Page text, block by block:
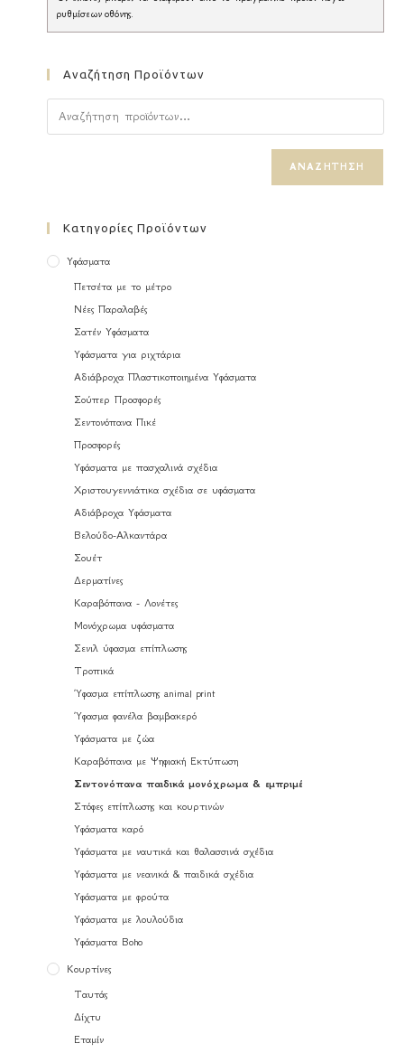
ρυθμίσεων οθόνης.
Αναζήτηση Προϊόντων
ΑΝΑΖΉΤΗΣΗ
Κατηγορίες Προϊόντων
Υφάσματα
Πετσέτα με το μέτρο
Νέες Παραλαβές
Σατέν Υφάσματα
Υφάσματα για ριχτάρια
Αδιάβροχα Πλαστικοποιημένα Υφάσματα
Σούπερ Προσφορές
Σεντονόπανα Πικέ
Προσφορές
Υφάσματα με πασχαλινά σχέδια
Χριστουγεννιάτικα σχέδια σε υφάσματα
Αδιάβροχα Υφάσματα
Βελούδο-Αλκαντάρα
Σουέτ
Δερματίνες
Καραβόπανα - Λονέτες
Μονόχρωμα υφάσματα
Σενιλ ύφασμα επίπλωσης
Τροπικά
Ύφασμα επίπλωσης animal print
Ύφασμα φανέλα βαμβακερό
Υφάσματα με ζώα
Καραβόπανα με Ψηφιακή Εκτύπωση
Σεντονόπανα παιδικά μονόχρωμα & εμπριμέ
Στόφες επίπλωσης και κουρτινών
Υφάσματα καρό
Υφάσματα με ναυτικά και θαλασσινά σχέδια
Υφάσματα με νεανικά & παιδικά σχέδια
Υφάσματα με φρούτα
Υφάσματα με λουλούδια
Υφάσματα Boho
Κουρτίνες
Ταυτάς
Δίχτυ
Εταμίν